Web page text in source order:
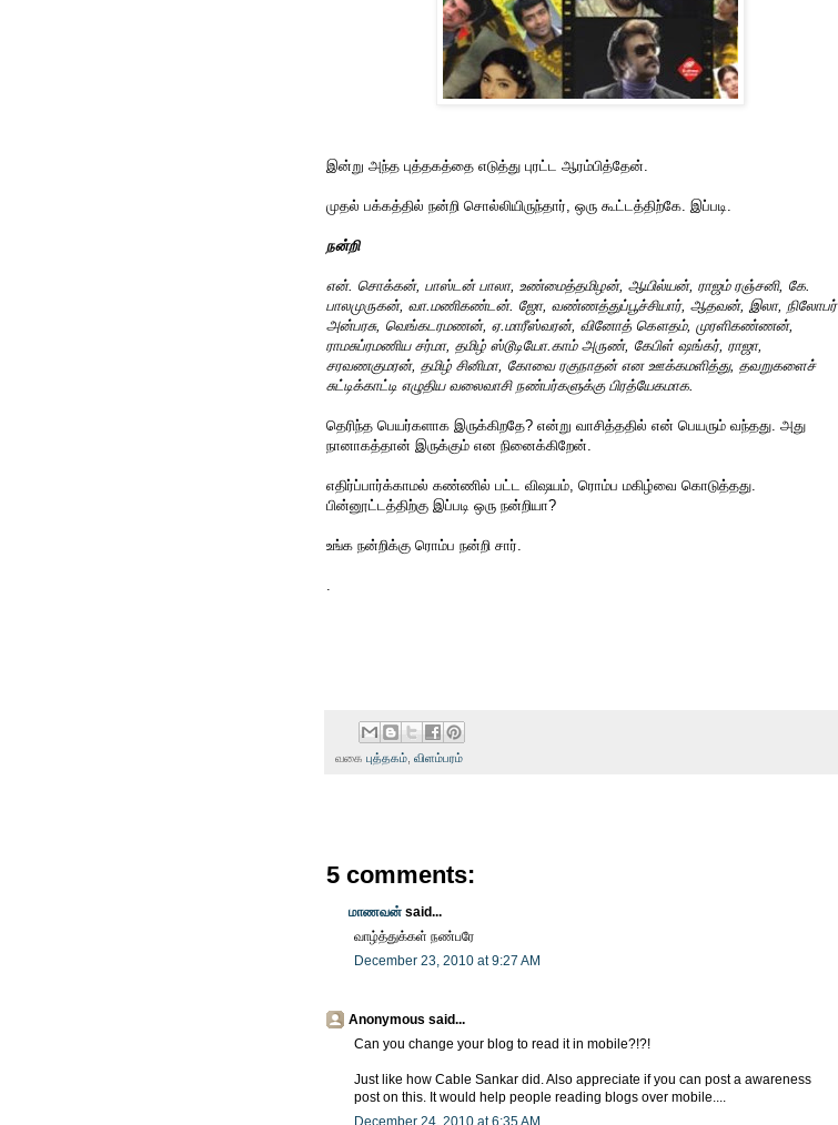
இன்று அந்த புத்தகத்தை எடுத்து புரட்ட ஆரம்பித்தேன்.
முதல் பக்கத்தில் நன்றி சொல்லியிருந்தார், ஒரு கூட்டத்திற்கே. இப்படி.
நன்றி
என். சொக்கன், பாஸ்டன் பாலா, உண்மைத்தமிழன், ஆயில்யன், ராஜம் ரஞ்சனி, கே.
பாலமுருகன், வா.மணிகண்டன். ஜோ, வண்ணத்துப்பூச்சியார், ஆதவன், இலா, நிலோபர்
அன்பரசு, வெங்கடரமணன், ஏ.மாரீஸ்வரன், வினோத் கௌதம், முரளிகண்ணன்,
ராமசுப்ரமணிய சர்மா, தமிழ் ஸ்டூடியோ.காம் அருண், கேபிள் ஷங்கர், ராஜா,
சரவணகுமரன், தமிழ் சினிமா, கோவை ரகுநாதன் என ஊக்கமளித்து, தவறுகளைச்
சுட்டிக்காட்டி எழுதிய வலைவாசி நண்பர்களுக்கு பிரத்யேகமாக.
தெரிந்த பெயர்களாக இருக்கிறதே? என்று வாசித்ததில் என் பெயரும் வந்தது. அது
நானாகத்தான் இருக்கும் என நினைக்கிறேன்.
எதிர்ப்பார்க்காமல் கண்ணில் பட்ட விஷயம், ரொம்ப மகிழ்வை கொடுத்தது.
பின்னூட்டத்திற்கு இப்படி ஒரு நன்றியா?
உங்க நன்றிக்கு ரொம்ப நன்றி சார்.
வகை புத்தகம் விளம்பரம்
5 comments:
மாணவன் said...
வாழ்த்துக்கள் நண்பரே
December 23, 2010 at 9:27 AM
Anonymous said...
Can you change your blog to read it in mobile?!?!
Just like how Cable Sankar did. Also appreciate if you can post a awareness
post on this. It would help people reading blogs over mobile....
December 24, 2010 at 6:35 AM